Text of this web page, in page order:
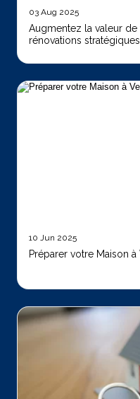
03 Aug 2025
Augmentez la valeur
rénovations stratégiques
10 Jun 2025
Préparer votre Maison